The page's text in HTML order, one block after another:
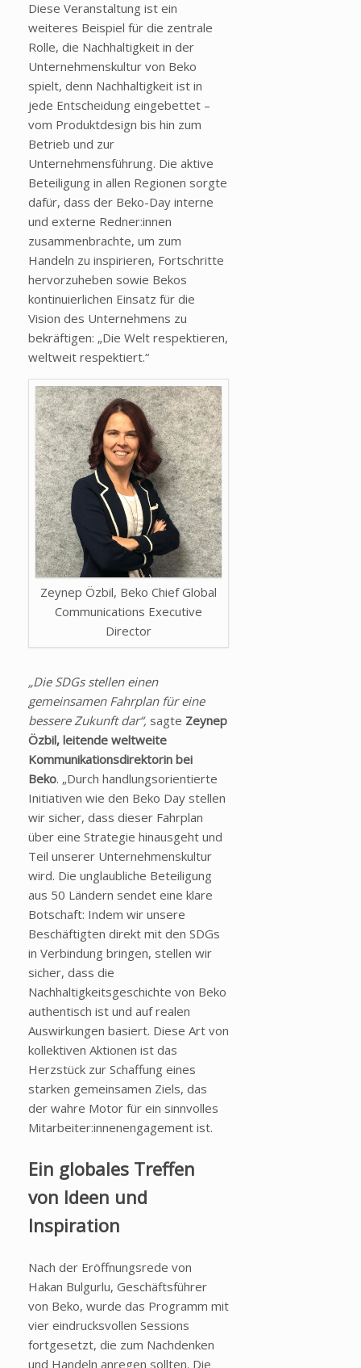
Diese Veranstaltung ist ein
weiteres Beispiel für die zentrale
Rolle, die Nachhaltigkeit in der
Unternehmenskultur von Beko
spielt, denn Nachhaltigkeit ist in
jede Entscheidung eingebettet –
vom Produktdesign bis hin zum
Betrieb und zur
Unternehmensführung. Die aktive
Beteiligung in allen Regionen sorgte
dafür, dass der Beko-Day interne
und externe Redner:innen
zusammenbrachte, um zum
Handeln zu inspirieren, Fortschritte
hervorzuheben sowie Bekos
kontinuierlichen Einsatz für die
Vision des Unternehmens zu
bekräftigen: „Die Welt respektieren,
weltweit respektiert.“
Zeynep Özbil, Beko Chief Global
Communications Executive
Director
„Die SDGs stellen einen
gemeinsamen Fahrplan für eine
bessere Zukunft dar“, sagte Zeynep
Özbil, leitende weltweite
Kommunikationsdirektorin bei
Beko. „Durch handlungsorientierte
Initiativen wie den Beko Day stellen
wir sicher, dass dieser Fahrplan
über eine Strategie hinausgeht und
Teil unserer Unternehmenskultur
wird. Die unglaubliche Beteiligung
aus 50 Ländern sendet eine klare
Botschaft: Indem wir unsere
Beschäftigten direkt mit den SDGs
in Verbindung bringen, stellen wir
sicher, dass die
Nachhaltigkeitsgeschichte von Beko
authentisch ist und auf realen
Auswirkungen basiert. Diese Art von
kollektiven Aktionen ist das
Herzstück zur Schaffung eines
starken gemeinsamen Ziels, das
der wahre Motor für ein sinnvolles
Mitarbeiter:innenengagement ist.
Ein globales Treffen
von Ideen und
Inspiration
Nach der Eröffnungsrede von
Hakan Bulgurlu, Geschäftsführer
von Beko, wurde das Programm mit
vier eindrucksvollen Sessions
fortgesetzt, die zum Nachdenken
und Handeln anregen sollten. Die